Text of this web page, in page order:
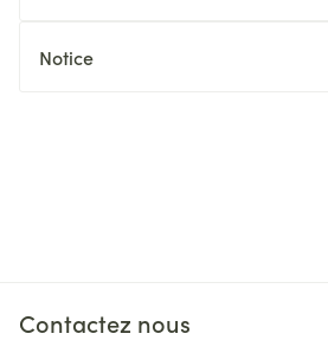
Notice
Contactez nous